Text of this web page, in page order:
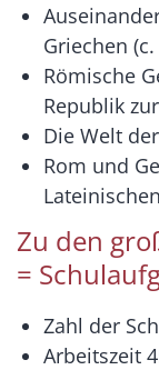
Griechen
Römische
Republik
Die Welt
Rom und
Zu den
=
Zahl der
Arbeitszeit